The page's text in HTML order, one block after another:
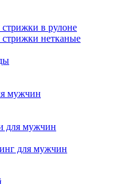
в рулоне
нетканые
мужчин
для мужчин
для мужчин